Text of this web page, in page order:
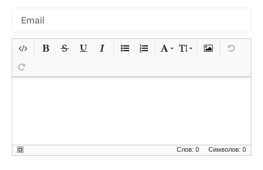
Символов: 0
Слов: 0